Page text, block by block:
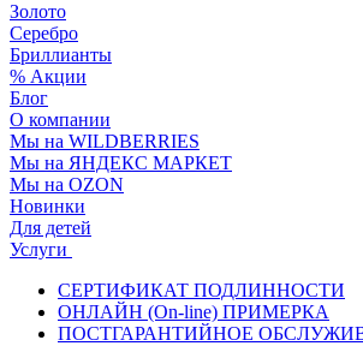
Золото
Серебро
Бриллианты
% Акции
Блог
О компании
Мы на WILDBERRIES
Мы на ЯНДЕКС МАРКЕТ
Мы на OZON
Новинки
Для детей
Услуги
СЕРТИФИКАТ ПОДЛИННОСТИ
ОНЛАЙН (On-line) ПРИМЕРКА
ПОСТГАРАНТИЙНОЕ